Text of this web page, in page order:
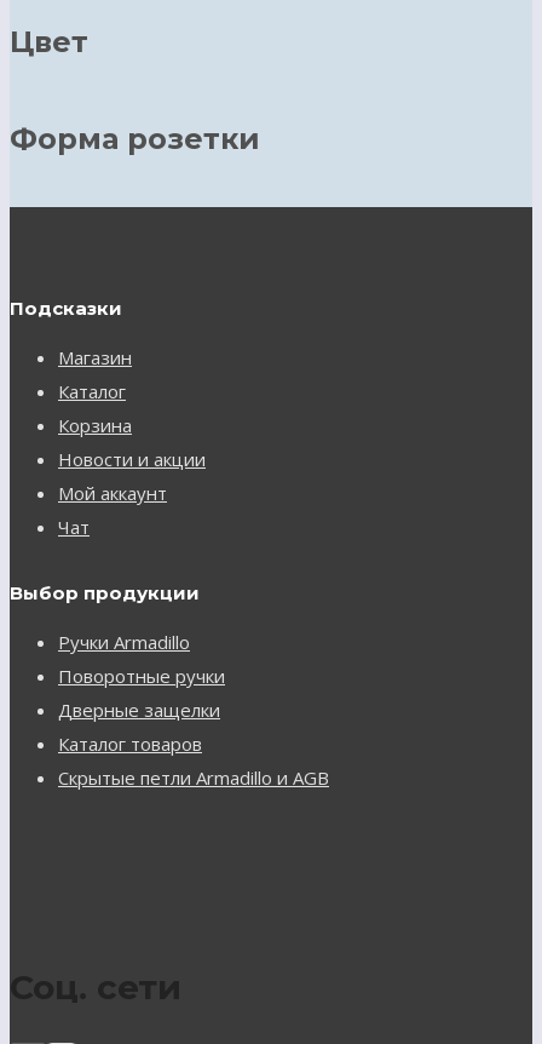
Цвет
Форма розетки
Подсказки
Магазин
Каталог
Корзина
Новости и акции
Мой аккаунт
Чат
Выбор продукции
Ручки Armadillo
Поворотные ручки
Дверные защелки
Каталог товаров
Скрытые петли Armadillo и AGB
Соц. сети